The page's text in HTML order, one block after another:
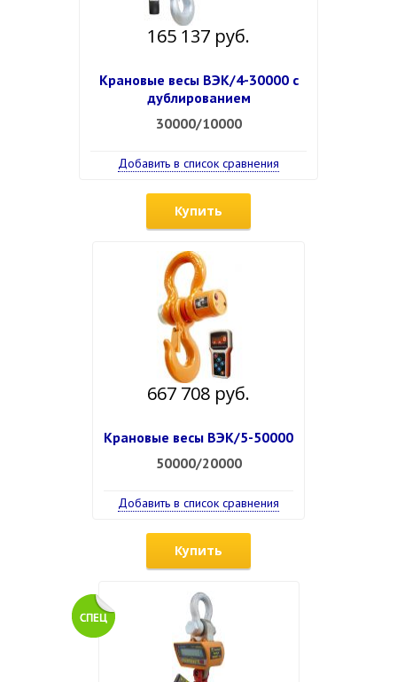
165 137 руб.
Крановые весы ВЭК/4-30000 c
дублированием
30000/10000
Добавить в список сравнения
Купить
667 708 руб.
Крановые весы ВЭК/5-50000
50000/20000
Добавить в список сравнения
Купить